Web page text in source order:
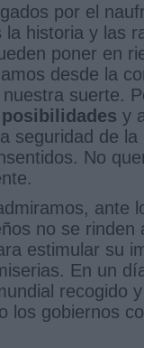
por el
historia y las
poner en
desde la
suerte.
y
seguridad de
No
ante
no se
estimular su
En un
recogido
gobiernos